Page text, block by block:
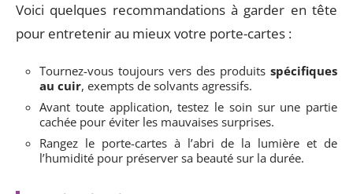
Voici quelques recommandations à garder en tête
pour entretenir au mieux votre porte-cartes :
Tournez-vous toujours vers des produits spécifiques
au cuir, exempts de solvants agressifs.
Avant toute application, testez le soin sur une partie
cachée pour éviter les mauvaises surprises.
Rangez le porte-cartes à l’abri de la lumière et de
l’humidité pour préserver sa beauté sur la durée.